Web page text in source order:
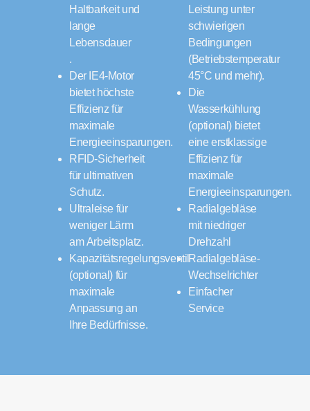
Haltbarkeit und
lange
Lebensdauer
.
Der IE4-Motor
bietet höchste
Effizienz für
maximale
Energieeinsparungen.
RFID-Sicherheit
für ultimativen
Schutz.
Ultraleise für
weniger Lärm
am Arbeitsplatz.
Kapazitätsregelungsventil
(optional) für
maximale
Anpassung an
Ihre Bedürfnisse.
Leistung unter
schwierigen
Bedingungen
(Betriebstemperatur
45°C und mehr).
Die
Wasserkühlung
(optional) bietet
eine erstklassige
Effizienz für
maximale
Energieeinsparungen.
Radialgebläse
mit niedriger
Drehzahl
Radialgebläse-
Wechselrichter
Einfacher
Service